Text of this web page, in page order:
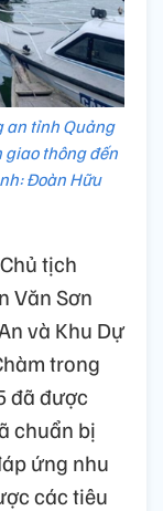
an tỉnh Quảng
thông đến
Đoàn Hữu
tịch
Văn Sơn
và Khu Dự
trong
đã được
chuẩn bị
ứng nhu
các tiêu